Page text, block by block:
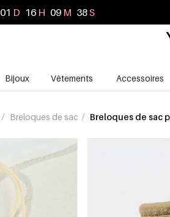
01 D 16 H 09 M 36S
Bijoux Vêtements Accessoires
/ Breloques de sac / Breloques de sac